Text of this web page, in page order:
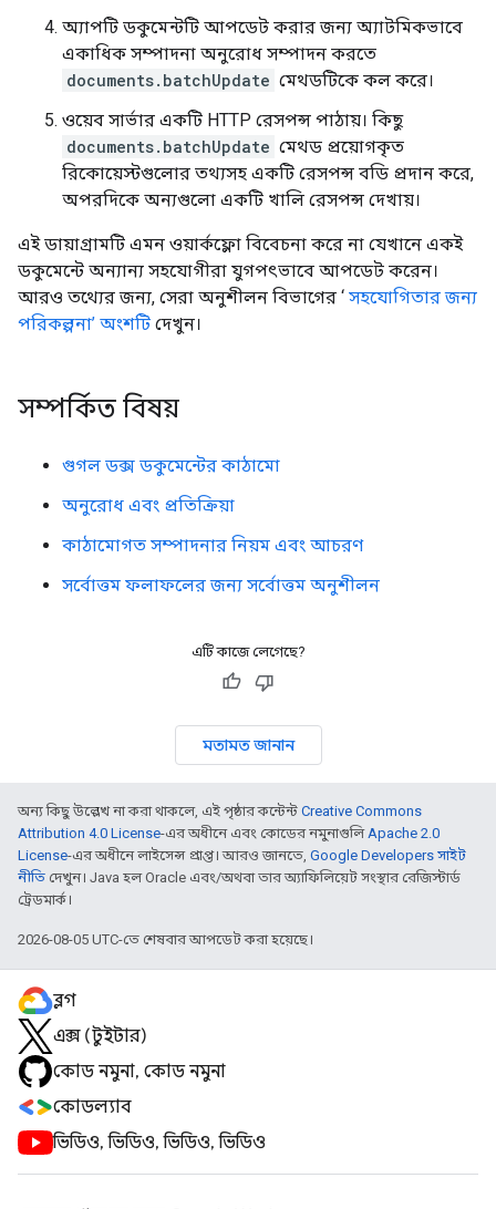
অ্যাপটি ডকুমেন্টটি আপডেট করার জন্য অ্যাটমিকভাবে
একাধিক সম্পাদনা অনুরোধ সম্পাদন করতে
documents.batchUpdate মেথডটিকে কল করে।
ওয়েব সার্ভার একটি HTTP রেসপন্স পাঠায়। কিছু
documents.batchUpdate মেথড প্রয়োগকৃত
রিকোয়েস্টগুলোর তথ্যসহ একটি রেসপন্স বডি প্রদান করে,
অপরদিকে অন্যগুলো একটি খালি রেসপন্স দেখায়।
এই ডায়াগ্রামটি এমন ওয়ার্কফ্লো বিবেচনা করে না যেখানে একই
ডকুমেন্টে অন্যান্য সহযোগীরা যুগপৎভাবে আপডেট করেন।
আরও তথ্যের জন্য, সেরা অনুশীলন বিভাগের ‘ সহযোগিতার জন্য
পরিকল্পনা’ অংশটি দেখুন।
সম্পর্কিত বিষয়
গুগল ডক্স ডকুমেন্টের কাঠামো
অনুরোধ এবং প্রতিক্রিয়া
কাঠামোগত সম্পাদনার নিয়ম এবং আচরণ
সর্বোত্তম ফলাফলের জন্য সর্বোত্তম অনুশীলন
এটি কাজে লেগেছে?
মতামত জানান
অন্য কিছু উল্লেখ না করা থাকলে, এই পৃষ্ঠার কন্টেন্ট Creative Commons
Attribution 4.0 License-এর অধীনে এবং কোডের নমুনাগুলিApache 2.0
License-এর অধীনে লাইসেন্স প্রাপ্ত। আরও জানতে, Google Developers সাইট
নীতি দেখুন। Java হল Oracle এবং/অথবা তার অ্যাফিলিয়েট সংস্থার রেজিস্টার্ড
ট্রেডমার্ক।
2026-08-05 UTC-তে শেষবার আপডেট করা হয়েছে।
ব্লগ
এক্স (টুইটার)
কোড নমুনা, কোড নমুনা
কোডল্যাব
ভিডিও, ভিডিও, ভিডিও, ভিডিও